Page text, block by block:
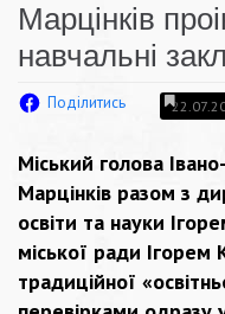
Марцінків
навчальні
Поділитись
Міський голова
Марцінків разом з
освіти та науки
міської ради
традиційної